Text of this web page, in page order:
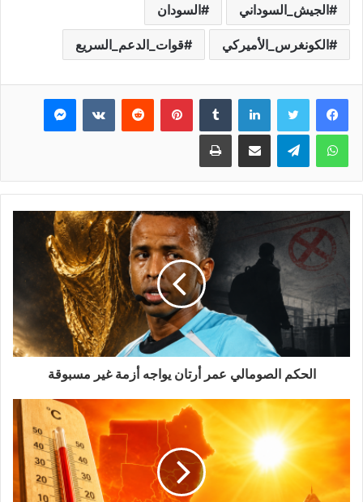
الجيش_السوداني السودان
الكونغرس_الأميركي قوات_الدعم_السريع
فيسبوك تويتر لينكدإن بينتيريست ماسنجر
واتساب تيلقرام مشاركة عبر البريد طباعة
الحكم الصومالي عمر أرتان يواجه أزمة غير مسبوقة